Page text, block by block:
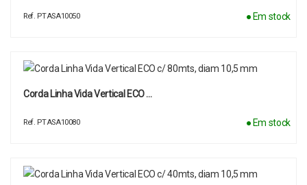
Ref. PTASA10050 ● Em stock
Corda Linha Vida Vertical ECO …
Ref. PTASA10080 ● Em stock